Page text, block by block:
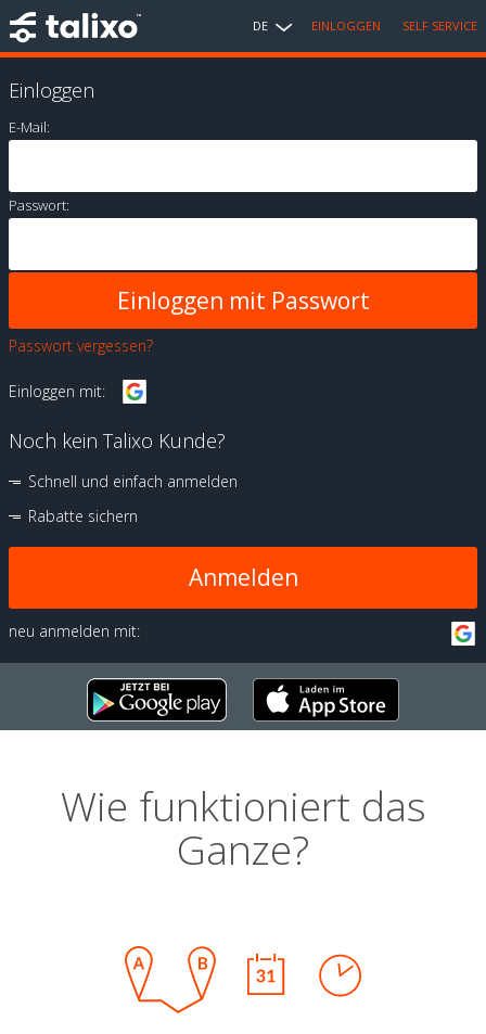
DE EINLOGGEN SELF SERVICE
Einloggen
E-Mail:
Passwort:
Passwort vergessen?
Einloggen mit:
Noch kein Talixo Kunde?
Schnell und einfach anmelden
Rabatte sichern
Anmelden
neu anmelden mit:
Wie funktioniert das
Ganze?